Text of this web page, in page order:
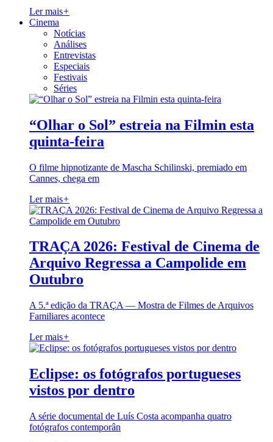
Ler mais+
Cinema
Notícias
Análises
Entrevistas
Especiais
Festivais
Séries
“Olhar o Sol” estreia na Filmin esta
quinta-feira
O filme hipnotizante de Mascha Schilinski, premiado em
Cannes, chega em
Ler mais+
TRAÇA 2026: Festival de Cinema de
Arquivo Regressa a Campolide em
Outubro
A 5.ª edição da TRAÇA — Mostra de Filmes de Arquivos
Familiares acontece
Ler mais+
Eclipse: os fotógrafos portugueses
vistos por dentro
A série documental de Luís Costa acompanha quatro
fotógrafos contemporân